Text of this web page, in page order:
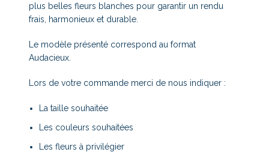
plus belles fleurs blanches pour garantir un rendu
frais, harmonieux et durable.
Le modèle présenté correspond au format
Audacieux.
Lors de votre commande merci de nous indiquer :
La taille souhaitée
Les couleurs souhaitées
Les fleurs à privilégier